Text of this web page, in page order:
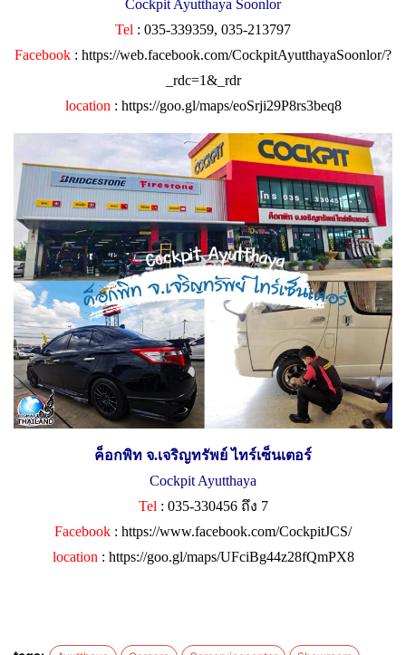
Cockpit Ayutthaya Soonlor
Tel : 035-339359, 035-213797
Facebook : https://web.facebook.com/CockpitAyutthayaSoonlor/?
_rdc=1&_rdr
location: https://goo.gl/maps/eoSrji29P8rs3beq8
ค็อกพิท จ.เจริญทรัพย์ ไทร์เซ็นเตอร์
Cockpit Ayutthaya
Tel : 035-330456 ถึง 7
Facebook : https://www.facebook.com/CockpitJCS/
location : https://goo.gl/maps/UFciBg44z28fQmPX8